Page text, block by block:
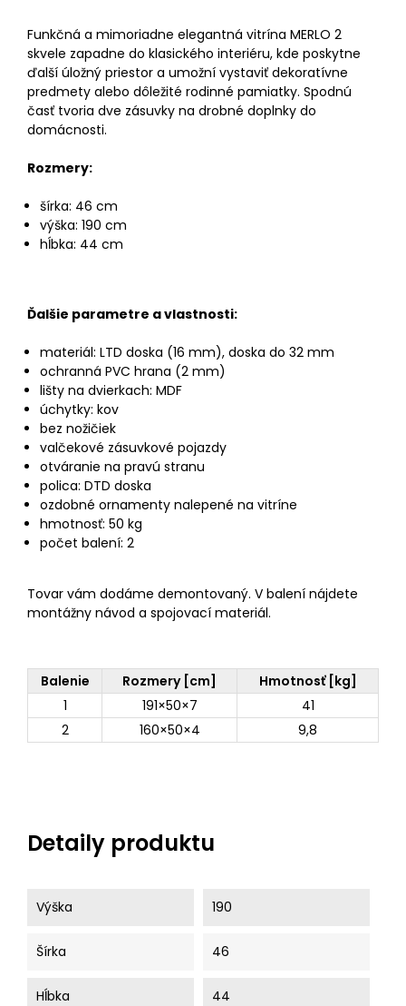
Funkčná a mimoriadne elegantná vitrína MERLO 2
skvele zapadne do klasického interiéru, kde poskytne
ďalší úložný priestor a umožní vystaviť dekoratívne
predmety alebo dôležité rodinné pamiatky. Spodnú
časť tvoria dve zásuvky na drobné doplnky do
domácnosti.
Rozmery:
šírka: 46 cm
výška: 190 cm
hĺbka: 44 cm
Ďalšie parametre a vlastnosti:
materiál: LTD doska (16 mm), doska do 32 mm
ochranná PVC hrana (2 mm)
lišty na dvierkach: MDF
úchytky: kov
bez nožičiek
valčekové zásuvkové pojazdy
otváranie na pravú stranu
polica: DTD doska
ozdobné ornamenty nalepené na vitríne
hmotnosť: 50 kg
počet balení: 2
Tovar vám dodáme demontovaný. V balení nájdete
montážny návod a spojovací materiál.
Balenie Rozmery [cm]
Hmotnosť [kg]
1
191×50×7
41
2
160×50×4 9,8
Detaily produktu
Výška 190
Šírka 46
Hĺbka 44